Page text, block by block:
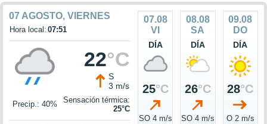
07 AGOSTO, VIERNES
Hora local: 07:51
22°C
S
3 m/s
Precip.: 40%
Sensación térmica:
25°C
07.08
VI
DÍA
25°C
SO 4 m/s
08.08
SA
DÍA
26°C
SO 4 m/s
09.08
DO
DÍA
28°C
O 2 m/s